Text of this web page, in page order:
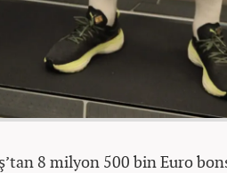
8 milyon 500 bin Euro